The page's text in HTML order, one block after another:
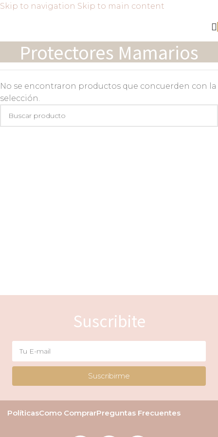
Skip to navigation Skip to main content
Protectores Mamarios
No se encontraron productos que concuerden con la
selección.
Suscribite
Suscribirme
PolíticasComo ComprarPreguntas Frecuentes